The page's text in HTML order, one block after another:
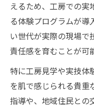
えるため、工房での実
る体験プログラムが導
い世代が実際の現場で
責任感を育むことが可
特に工房見学や実技体
を肌で感じられる貴重
指導や、地域住民との